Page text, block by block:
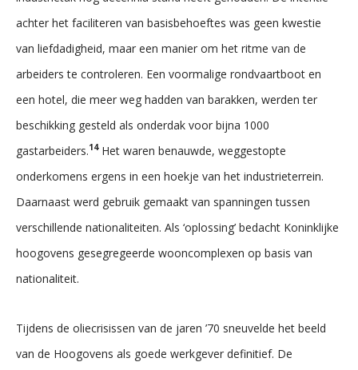
achter het faciliteren van basisbehoeftes was geen kwestie
van liefdadigheid, maar een manier om het ritme van de
arbeiders te controleren. Een voormalige rondvaartboot en
een hotel, die meer weg hadden van barakken, werden ter
beschikking gesteld als onderdak voor bijna 1000
gastarbeiders.14Het waren benauwde, weggestopte
onderkomens ergens in een hoekje van het industrieterrein.
Daarnaast werd gebruik gemaakt van spanningen tussen
verschillende nationaliteiten. Als ‘oplossing’ bedacht Koninklijke
hoogovens gesegregeerde wooncomplexen op basis van
nationaliteit.
Tijdens de oliecrisissen van de jaren ’70 sneuvelde het beeld
van de Hoogovens als goede werkgever definitief. De